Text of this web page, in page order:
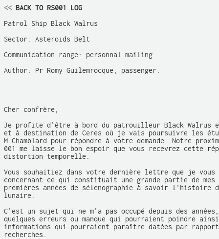
<< BACK TO RS001 LOG
Patrol Ship Black Walrus
Sector: Asteroids Belt
Communication range: personnal mailing
Author: Pr Romy Guilemrocque, passenger.
Cher confrère,
Je profite d'être à bord du patrouilleur Black Walrus
et à destination de Ceres où je vais poursuivre les
M.Chamblard pour répondre à votre demande. Notre
001 me laisse le bon espoir que vous recevrez cette
distortion temporelle.
Vous souhaitiez dans votre dernière lettre que je vous
concernant ce qui constituait une grande partie de
premières années de sélenographie à savoir l'histoire
lunaire.
C'est un sujet qui ne m'a pas occupé depuis des
quelques erreurs ou manque qui pourraient poindre
informations qui pourraient paraître datées par
recherches.